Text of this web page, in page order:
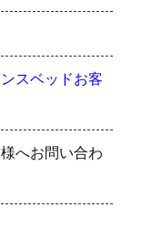
ンスベッドお客
へお問い合わ